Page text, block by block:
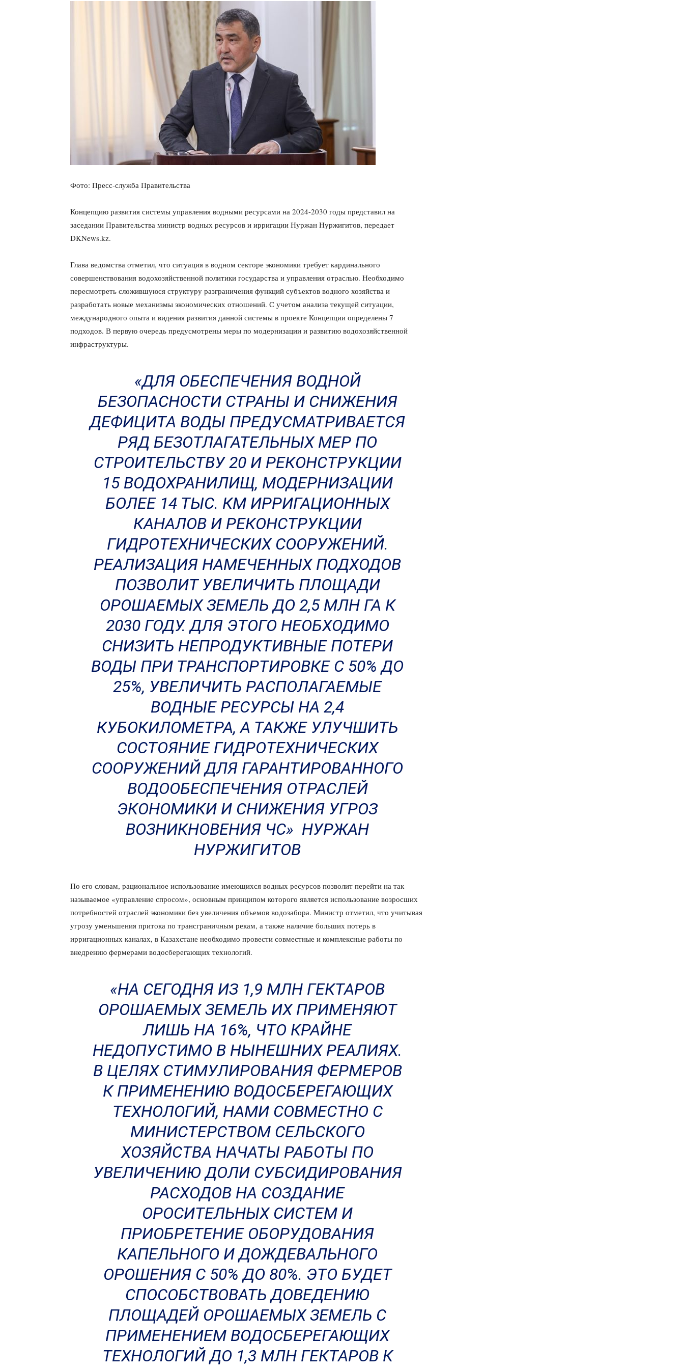
Фото: Пресс-служба Правительства
Концепцию развития системы управления водными ресурсами на 2024-2030 годы представил на
заседании Правительства министр водных ресурсов и ирригации Нуржан Нуржигитов, передает
DKNews.kz.
Глава ведомства отметил, что ситуация в водном секторе экономики требует кардинального
совершенствования водохозяйственной политики государства и управления отраслью. Необходимо
пересмотреть сложившуюся структуру разграничения функций субъектов водного хозяйства и
разработать новые механизмы экономических отношений. С учетом анализа текущей ситуации,
международного опыта и видения развития данной системы в проекте Концепции определены 7
подходов. В первую очередь предусмотрены меры по модернизации и развитию водохозяйственной
инфраструктуры.
«ДЛЯ ОБЕСПЕЧЕНИЯ ВОДНОЙ
БЕЗОПАСНОСТИ СТРАНЫ И СНИЖЕНИЯ
ДЕФИЦИТА ВОДЫ ПРЕДУСМАТРИВАЕТСЯ
РЯД БЕЗОТЛАГАТЕЛЬНЫХ МЕР ПО
СТРОИТЕЛЬСТВУ 20 И РЕКОНСТРУКЦИИ
15 ВОДОХРАНИЛИЩ, МОДЕРНИЗАЦИИ
БОЛЕЕ 14 ТЫС. КМ ИРРИГАЦИОННЫХ
КАНАЛОВ И РЕКОНСТРУКЦИИ
ГИДРОТЕХНИЧЕСКИХ СООРУЖЕНИЙ.
РЕАЛИЗАЦИЯ НАМЕЧЕННЫХ ПОДХОДОВ
ПОЗВОЛИТ УВЕЛИЧИТЬ ПЛОЩАДИ
ОРОШАЕМЫХ ЗЕМЕЛЬ ДО 2,5 МЛН ГА К
2030 ГОДУ. ДЛЯ ЭТОГО НЕОБХОДИМО
СНИЗИТЬ НЕПРОДУКТИВНЫЕ ПОТЕРИ
ВОДЫ ПРИ ТРАНСПОРТИРОВКЕ С 50% ДО
25%, УВЕЛИЧИТЬ РАСПОЛАГАЕМЫЕ
ВОДНЫЕ РЕСУРСЫ НА 2,4
КУБОКИЛОМЕТРА, А ТАКЖЕ УЛУЧШИТЬ
СОСТОЯНИЕ ГИДРОТЕХНИЧЕСКИХ
СООРУЖЕНИЙ ДЛЯ ГАРАНТИРОВАННОГО
ВОДООБЕСПЕЧЕНИЯ ОТРАСЛЕЙ
ЭКОНОМИКИ И СНИЖЕНИЯ УГРОЗ
ВОЗНИКНОВЕНИЯ ЧС» НУРЖАН
НУРЖИГИТОВ
По его словам, рациональное использование имеющихся водных ресурсов позволит перейти на так
называемое «управление спросом», основным принципом которого является использование возросших
потребностей отраслей экономики без увеличения объемов водозабора. Министр отметил, что учитывая
угрозу уменьшения притока по трансграничным рекам, а также наличие больших потерь в
ирригационных каналах, в Казахстане необходимо провести совместные и комплексные работы по
внедрению фермерами водосберегающих технологий.
«НА СЕГОДНЯ ИЗ 1,9 МЛН ГЕКТАРОВ
ОРОШАЕМЫХ ЗЕМЕЛЬ ИХ ПРИМЕНЯЮТ
ЛИШЬ НА 16%, ЧТО КРАЙНЕ
НЕДОПУСТИМО В НЫНЕШНИХ РЕАЛИЯХ.
В ЦЕЛЯХ СТИМУЛИРОВАНИЯ ФЕРМЕРОВ
К ПРИМЕНЕНИЮ ВОДОСБЕРЕГАЮЩИХ
ТЕХНОЛОГИЙ, НАМИ СОВМЕСТНО С
МИНИСТЕРСТВОМ СЕЛЬСКОГО
ХОЗЯЙСТВА НАЧАТЫ РАБОТЫ ПО
УВЕЛИЧЕНИЮ ДОЛИ СУБСИДИРОВАНИЯ
РАСХОДОВ НА СОЗДАНИЕ
ОРОСИТЕЛЬНЫХ СИСТЕМ И
ПРИОБРЕТЕНИЕ ОБОРУДОВАНИЯ
КАПЕЛЬНОГО И ДОЖДЕВАЛЬНОГО
ОРОШЕНИЯ С 50% ДО 80%. ЭТО БУДЕТ
СПОСОБСТВОВАТЬ ДОВЕДЕНИЮ
ПЛОЩАДЕЙ ОРОШАЕМЫХ ЗЕМЕЛЬ С
ПРИМЕНЕНИЕМ ВОДОСБЕРЕГАЮЩИХ
ТЕХНОЛОГИЙ ДО 1,3 МЛН ГЕКТАРОВ К